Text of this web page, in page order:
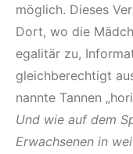
möglich. Dieses
Dort, wo die
egalitär zu,
gleichberechtigt
nannte Tannen
Und wie auf dem
Erwachsenen in